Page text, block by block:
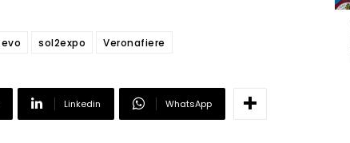
sol2expo Veronafiere
Linkedin WhatsApp